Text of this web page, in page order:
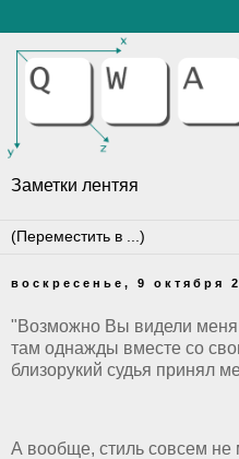
Заметки лентяя
воскресенье, 9 октября
"Возможно Вы видели меня
там однажды вместе со
близорукий судья принял
А вообще, стиль совсем